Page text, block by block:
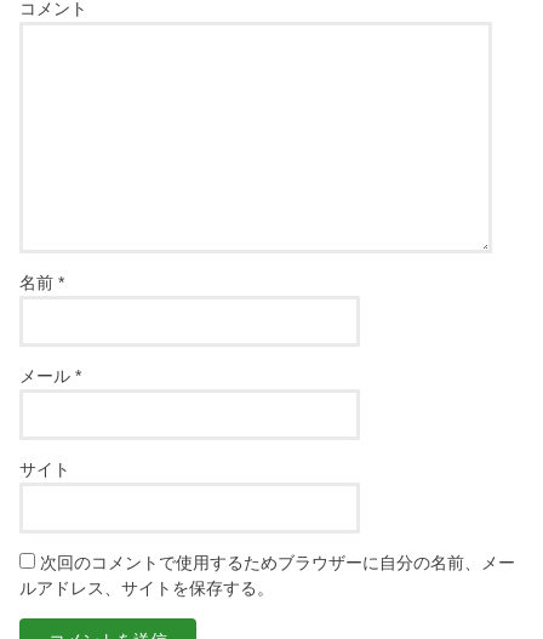
コメント
名前*
メール*
サイト
次回のコメントで使用するためブラウザーに自分の名前、メー
ルアドレス、サイトを保存する。